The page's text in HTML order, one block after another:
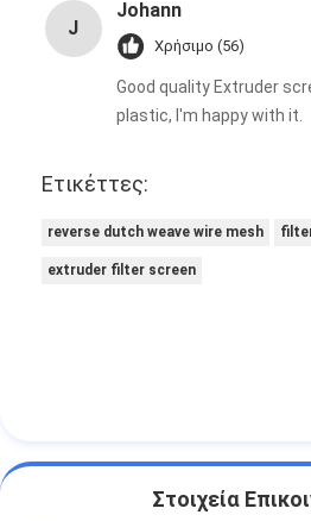
J
Johann
Χρήσιμο (56)
Good quality Extruder
plastic, I'm happy with it.
Ετικέττες:
reverse dutch weave wire mesh
extruder filter screen
Στοιχεία